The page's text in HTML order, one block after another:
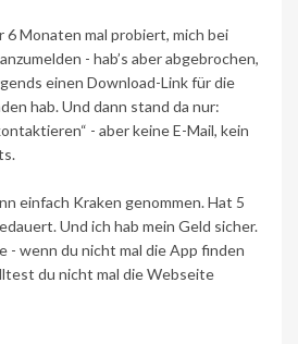
6 Monaten mal probiert, mich bei
- hab’s aber abgebrochen,
einen Download-Link für die
hab. Und dann stand da nur:
- aber keine E-Mail, kein
einfach Kraken genommen. Hat 5
Und ich hab mein Geld sicher.
- wenn du nicht mal die App finden
du nicht mal die Webseite